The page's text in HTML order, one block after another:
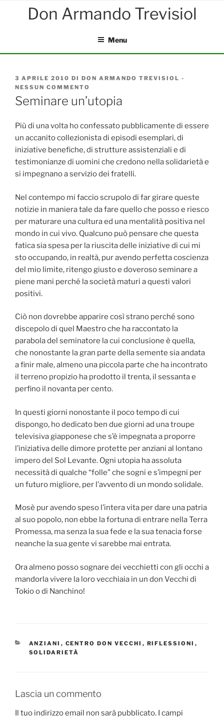
Menu
PUBBLICATO
IL
3 APRILE 2010 DI DON ARMANDO TREVISIOL -
NESSUN COMMENTO
SEMINARE
UN’UTOPIA
Seminare un’utopia
Più di una volta ho confessato pubblicamente di essere
un accanito collezionista di episodi esemplari, di
iniziative benefiche, di strutture assistenziali e di
testimonianze di uomini che credono nella solidarietà e
si impegnano a servizio dei fratelli.
Nel contempo mi faccio scrupolo di far girare queste
notizie in maniera tale da fare quello che posso e riesco
per maturare una cultura ed una mentalità positiva nel
mondo in cui vivo. Qualcuno può pensare che questa
fatica sia spesa per la riuscita delle iniziative di cui mi
sto occupando, in realtà, pur avendo perfetta coscienza
del mio limite, ritengo giusto e doveroso seminare a
piene mani perché la società maturi a questi valori
positivi.
Ciò non dovrebbe apparire così strano perché sono
discepolo di quel Maestro che ha raccontato la
parabola del seminatore la cui conclusione è quella,
che nonostante la gran parte della semente sia andata
a finir male, almeno una piccola parte che ha incontrato
il terreno propizio ha prodotto il trenta, il sessanta e
perfino il novanta per cento.
In questi giorni nonostante il poco tempo di cui
dispongo, ho dedicato ben due giorni ad una troupe
televisiva giapponese che s’è impegnata a proporre
l’iniziativa delle dimore protette per anziani al lontano
impero del Sol Levante. Ogni utopia ha assoluta
necessità di qualche “folle” che sogni e s’impegni per
un futuro migliore, per l’avvento di un mondo solidale.
Mosè pur avendo speso l’intera vita per dare una patria
al suo popolo, non ebbe la fortuna di entrare nella Terra
Promessa, ma senza la sua fede e la sua tenacia forse
neanche la sua gente vi sarebbe mai entrata.
Ora almeno posso sognare dei vecchietti con gli occhi a
mandorla vivere la loro vecchiaia in un don Vecchi di
Tokio o di Nanchino!
CATEGORIE
ANZIANI , CENTRO DON VECCHI , RIFLESSIONI ,
SOLIDARIETÀ
Lascia un commento
Il tuo indirizzo email non sarà pubblicato. I campi